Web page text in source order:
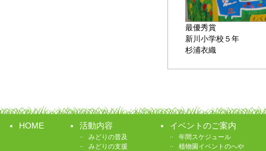
最優秀賞
新川小学校５年
杉浦衣織
HOME 活動内容
みどりの普及
みどりの支援
イベントのご案内
年間スケジュール
植物園イベントのへや